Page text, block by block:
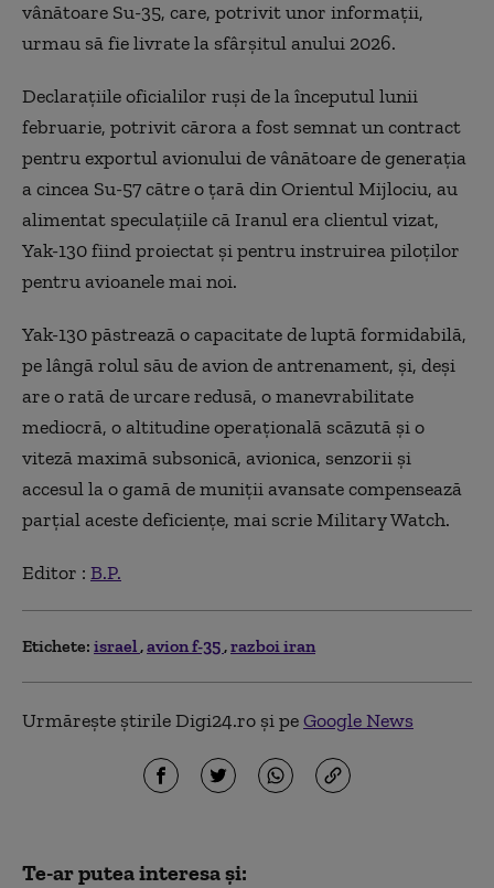
vânătoare Su-35, care, potrivit unor informații,
urmau să fie livrate la sfârșitul anului 2026.
Declarațiile oficialilor ruși de la începutul lunii
februarie, potrivit cărora a fost semnat un contract
pentru exportul avionului de vânătoare de generația
a cincea Su-57 către o țară din Orientul Mijlociu, au
alimentat speculațiile că Iranul era clientul vizat,
Yak-130 fiind proiectat și pentru instruirea piloților
pentru avioanele mai noi.
Yak-130 păstrează o capacitate de luptă formidabilă,
pe lângă rolul său de avion de antrenament, și, deși
are o rată de urcare redusă, o manevrabilitate
mediocră, o altitudine operațională scăzută și o
viteză maximă subsonică, avionica, senzorii și
accesul la o gamă de muniții avansate compensează
parțial aceste deficiențe, mai scrie Military Watch.
Editor : B.P.
Etichete: israel avion f-35 razboi iran
Urmărește știrile Digi24.ro și peGoogle News
Te-ar putea interesa și: